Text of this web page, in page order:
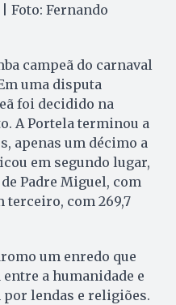
Foto: Fernando
campeã do carnaval
uma disputa
foi decidido na
A Portela terminou a
apenas um décimo a
em segundo lugar,
Padre Miguel, com
terceiro, com 269,7
um enredo que
a humanidade e
por lendas e religiões.